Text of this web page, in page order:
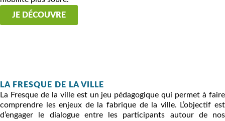
JE DÉCOUVRE
LA FRESQUE DE LA VILLE
La Fresque de la ville est un jeu pédagogique qui permet à faire
comprendre les enjeux de la fabrique de la ville. L’objectif est
d’engager le dialogue entre les participants autour de nos